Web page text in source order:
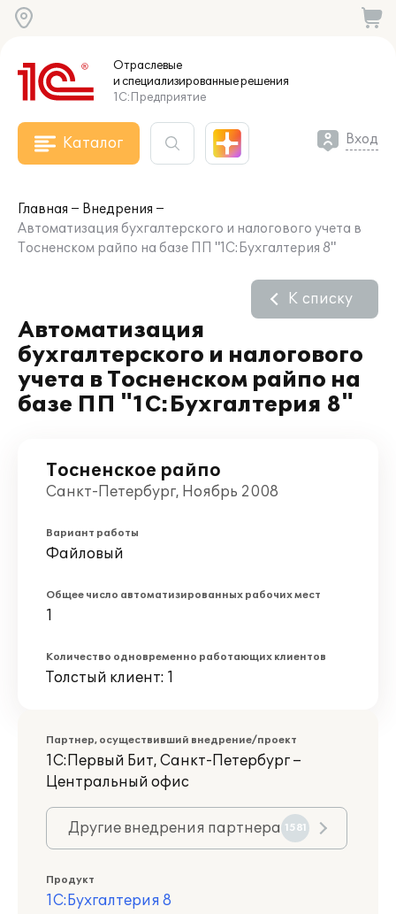
Отраслевые
и специализированныерешения
1С:Предприятие
Каталог Вход
Главная
Внедрения
Автоматизация бухгалтерского и налогового учета в
Тосненском райпо на базе ПП "1С:Бухгалтерия 8"
Автоматизация
бухгалтерского и налогового
учета в Тосненском райпо на
базе ПП "1С:Бухгалтерия 8"
К списку
Тосненское райпо
Санкт-Петербург, Ноябрь 2008
Вариант работы
Файловый
Общее число автоматизированных рабочих мест
1
Количество одновременно работающих клиентов
Толстый клиент: 1
Партнер, осуществивший внедрение/проект
1С:Первый Бит, Санкт-Петербург –
Центральный офис
Другие внедрения партнера 1581
Продукт
1С:Бухгалтерия 8